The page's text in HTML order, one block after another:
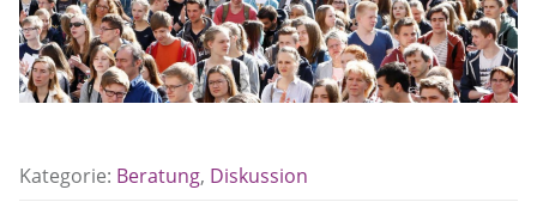
Kategorie: Beratung, Diskussion